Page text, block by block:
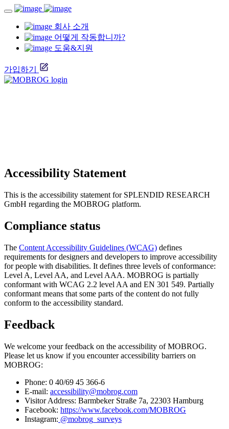
회사 소개
어떻게 작동합니까?
도움&지원
가입하기
Accessibility Statement
This is the accessibility statement for SPLENDID RESEARCH
GmbH regarding the MOBROG platform.
Compliance status
The Content Accessibility Guidelines (WCAG) defines
requirements for designers and developers to improve accessibility
for people with disabilities. It defines three levels of conformance:
Level A, Level AA, and Level AAA. MOBROG is partially
conformant with WCAG 2.2 level AA and EN 301 549. Partially
conformant means that some parts of the content do not fully
conform to the accessibility standard.
Feedback
We welcome your feedback on the accessibility of MOBROG.
Please let us know if you encounter accessibility barriers on
MOBROG:
Phone: 0 40/69 45 366-6
E-mail: accessibility@mobrog.com
Visitor Address: Barmbeker Straße 7a, 22303 Hamburg
Facebook: https://www.facebook.com/MOBROG
Instagram: @mobrog_surveys